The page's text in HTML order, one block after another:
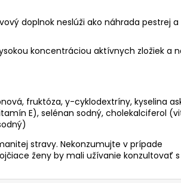
doplnok neslúži ako náhrada pestrej a
koncentráciou aktívnych zložiek a
fruktóza, y-cyklodextríny, kyselina
E), selénan sodný, cholekalciferol
stravy. Nekonzumujte v prípade
ženy by mali užívanie konzultovať